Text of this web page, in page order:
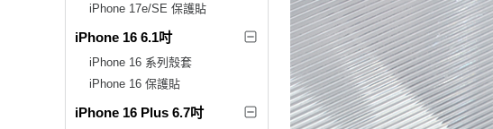
iPhone 17e/SE 保護貼
iPhone 16 6.1吋
iPhone 16 系列殼套
iPhone 16 保護貼
iPhone 16 Plus 6.7吋